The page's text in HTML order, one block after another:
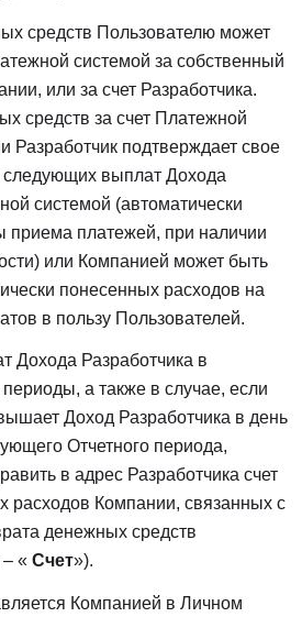
средств Пользователю может
системой за собственный
или за счет Разработчика.
средств за счет Платежной
Разработчик подтверждает свое
следующих выплат Дохода
системой (автоматически
приема платежей, при наличии
или Компанией может быть
понесенных расходов на
в пользу Пользователей.
Дохода Разработчика в
а также в случае, если
Доход Разработчика в день
Отчетного периода,
в адрес Разработчика счет
расходов Компании, связанных с
денежных средств
« Счет»).
Компанией в Личном